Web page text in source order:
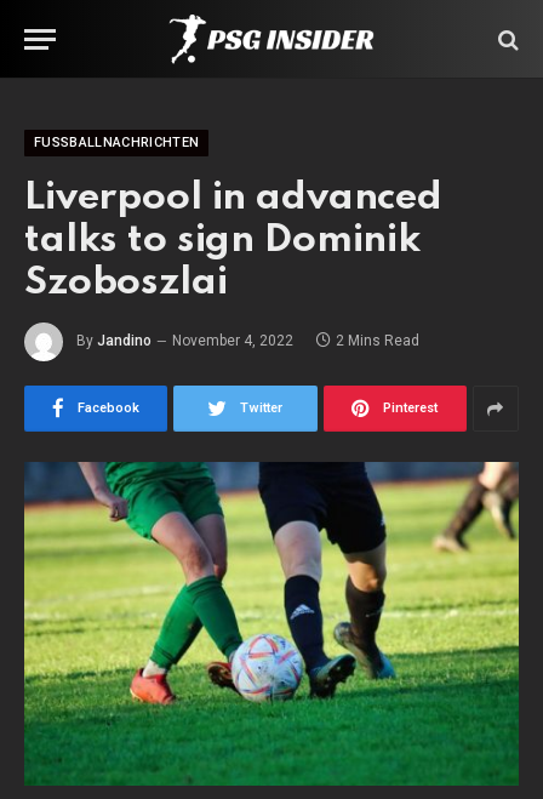
FUSSBALLNACHRICHTEN
Liverpool in advanced
talks to sign Dominik
Szoboszlai
By Jandino November 4, 2022 2 Mins Read
Facebook Twitter Pinterest